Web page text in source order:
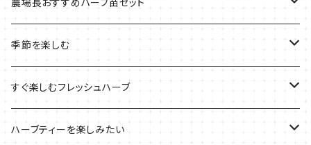
ルーツポーチの栽培キット
ブリキプランターの栽培キット
木製プランターの栽培キット
農場長おすすめハーブ苗セット
農場長おすすめセット
おすすめの寄せ植え
季節を楽しむ
2022年のお正月
2022年の母の日
すぐ楽しむフレッシュハーブ
ハーブミックス
ハーブティーを楽しみたい